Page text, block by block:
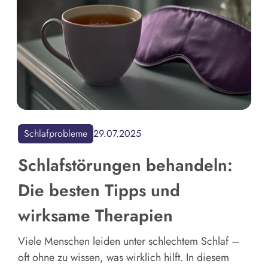
Schlafprobleme 29.07.2025
Schlafstörungen behandeln:
Die besten Tipps und
wirksame Therapien
Viele Menschen leiden unter schlechtem Schlaf –
oft ohne zu wissen, was wirklich hilft. In diesem